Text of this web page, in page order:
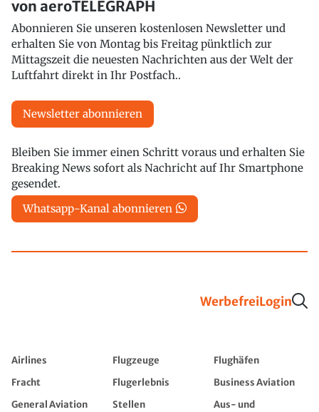
von aeroTELEGRAPH
Abonnieren Sie unseren kostenlosen Newsletter und
erhalten Sie von Montag bis Freitag pünktlich zur
Mittagszeit die neuesten Nachrichten aus der Welt der
Luftfahrt direkt in Ihr Postfach..
Newsletter abonnieren
Bleiben Sie immer einen Schritt voraus und erhalten Sie
Breaking News sofort als Nachricht auf Ihr Smartphone
gesendet.
Whatsapp-Kanal abonnieren
WerbefreiLogin
Airlines Flugzeuge
Flughäfen
Fracht
Flugerlebnis
Business Aviation
General Aviation
Stellen
Aus- und